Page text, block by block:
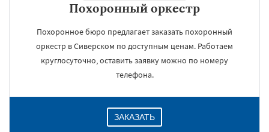
Похоронный оркестр
Похоронное бюро предлагает заказать похоронный
оркестр в Сиверском по доступным ценам. Работаем
круглосуточно, оставить заявку можно по номеру
телефона.
ЗАКАЗАТЬ